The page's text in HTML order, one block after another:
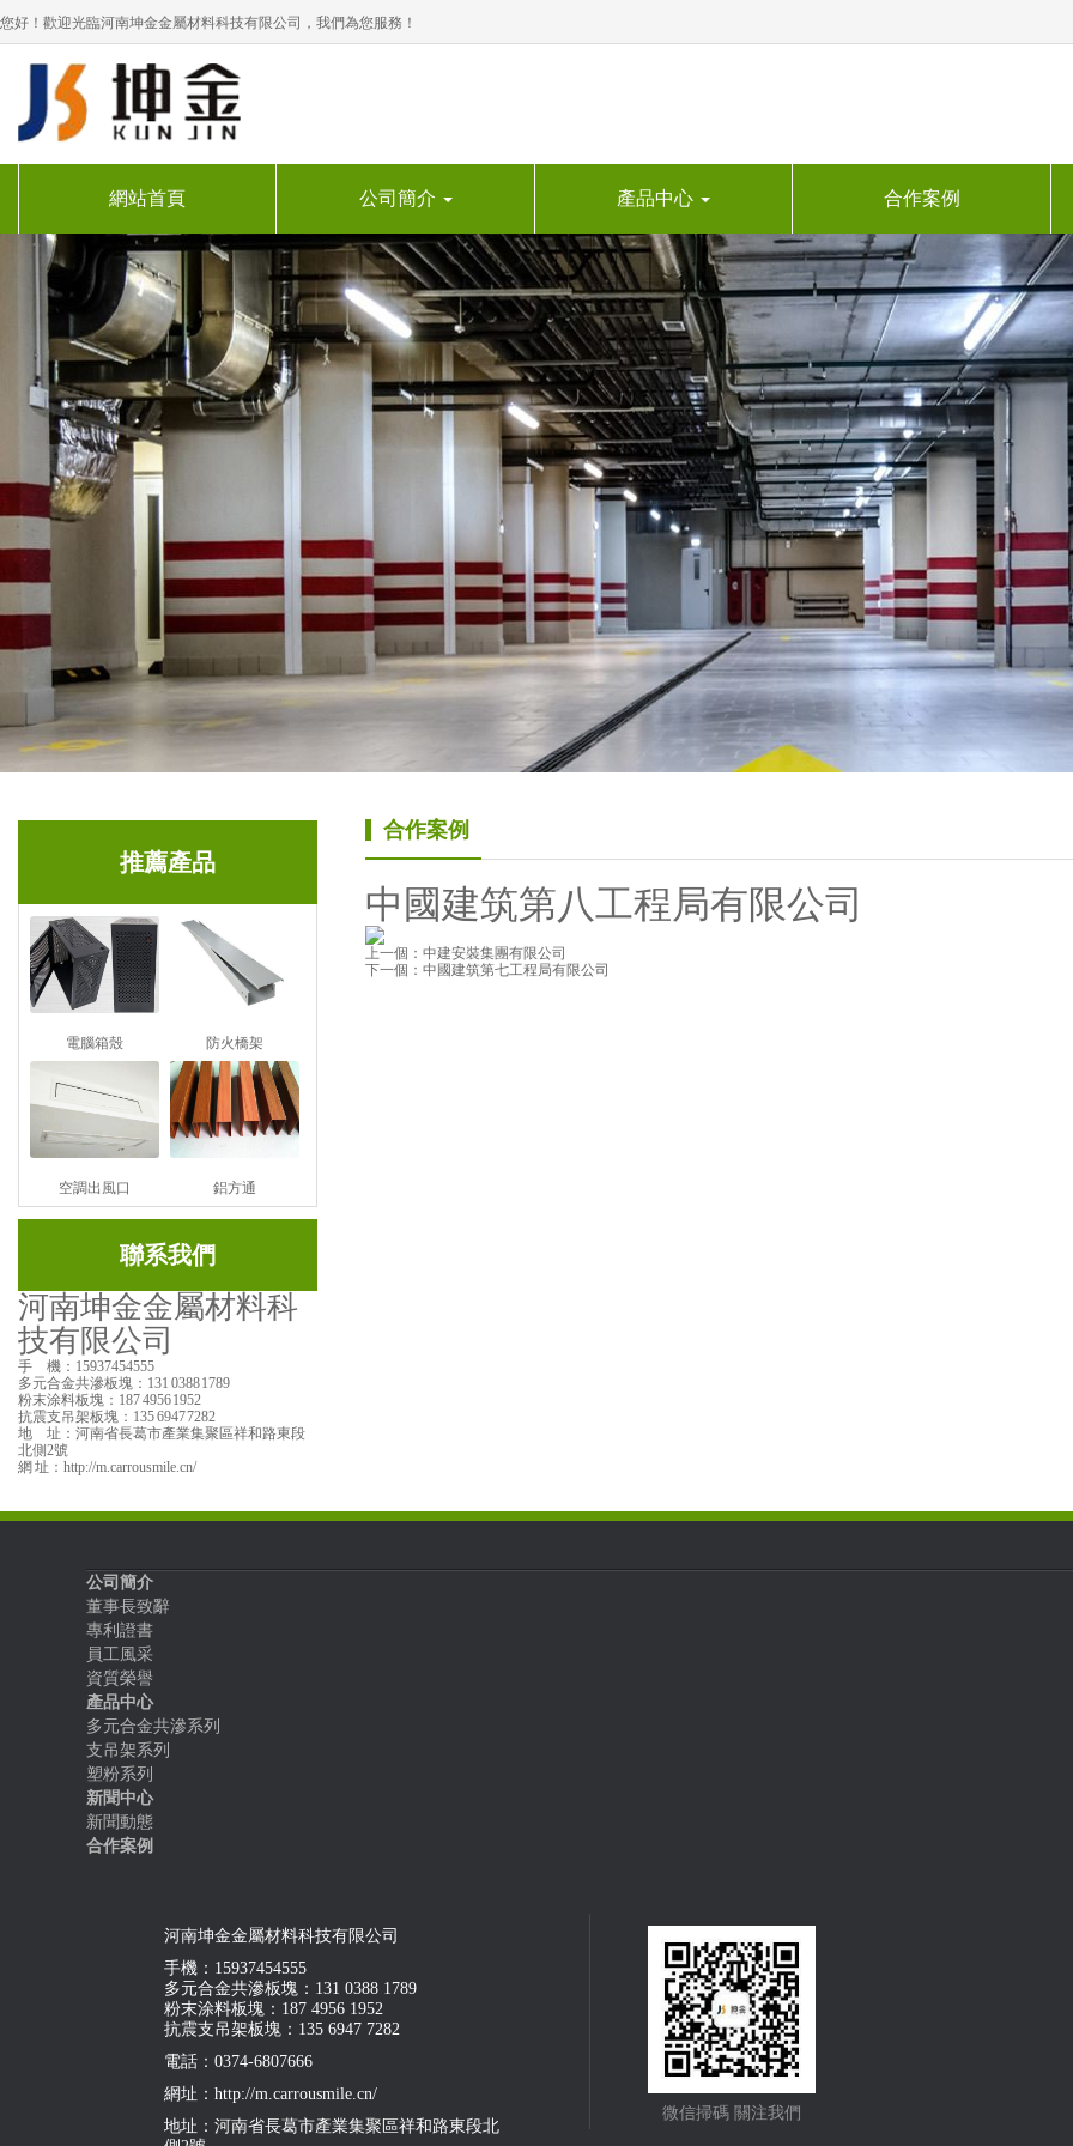
您好！歡迎光臨河南坤金金屬材料科技有限公司，我們為您服務！
網站首頁 公司簡介 產品中心 合作案例
推薦產品
電腦箱殼 防火橋架
空調出風口 鋁方通
聯系我們
河南坤金金屬材料科
技有限公司
手 機：15937454555
多元合金共滲板塊：131 0388 1789
粉末涂料板塊：187 4956 1952
抗震支吊架板塊：135 6947 7282
地 址：河南省長葛市產業集聚區祥和路東段
北側2號
網 址：http://m.carrousmile.cn/
合作案例
中國建筑第八工程局有限公司
上一個：中建安裝集團有限公司
下一個：中國建筑第七工程局有限公司
公司簡介
董事長致辭
專利證書
員工風采
資質榮譽
產品中心
多元合金共滲系列
支吊架系列
塑粉系列
新聞中心
新聞動態
合作案例
河南坤金金屬材料科技有限公司
手機：15937454555
多元合金共滲板塊：131 0388 1789
粉末涂料板塊：187 4956 1952
抗震支吊架板塊：135 6947 7282
電話：0374-6807666
網址：http://m.carrousmile.cn/
地址：河南省長葛市產業集聚區祥和路東段北
微信掃碼 關注我們